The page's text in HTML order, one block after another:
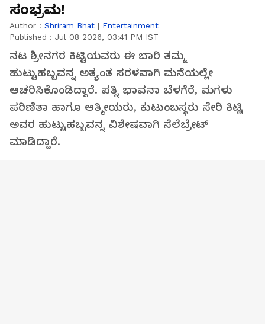
ಸಂಭ್ರಮ!
Author : Shriram Bhat | Entertainment
Published : Jul 08 2026, 03:41 PM IST
ನಟ ಶ್ರೀನಗರ ಕಿಟ್ಟಿಯವರು ಈ ಬಾರಿ ತಮ್ಮ
ಹುಟ್ಟುಹಬ್ಬವನ್ನ ಅತ್ಯಂತ ಸರಳವಾಗಿ ಮನೆಯಲ್ಲೇ
ಆಚರಿಸಿಕೊಂಡಿದ್ದಾರೆ. ಪತ್ನಿ ಭಾವನಾ ಬೆಳಗೆರೆ, ಮಗಳು
ಪರಿಣಿತಾ ಹಾಗೂ ಆತ್ಮೀಯರು, ಕುಟುಂಬಸ್ಥರು ಸೇರಿ ಕಿಟ್ಟಿ
ಅವರ ಹುಟ್ಟುಹಬ್ಬವನ್ನ ವಿಶೇಷವಾಗಿ ಸೆಲೆಬ್ರೇಟ್
ಮಾಡಿದ್ದಾರೆ.